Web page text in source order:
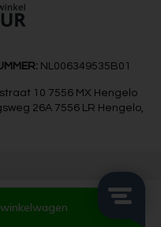
10 7556 MX Hengelo
26A 7556 LR Hengelo,
NL006349535B01